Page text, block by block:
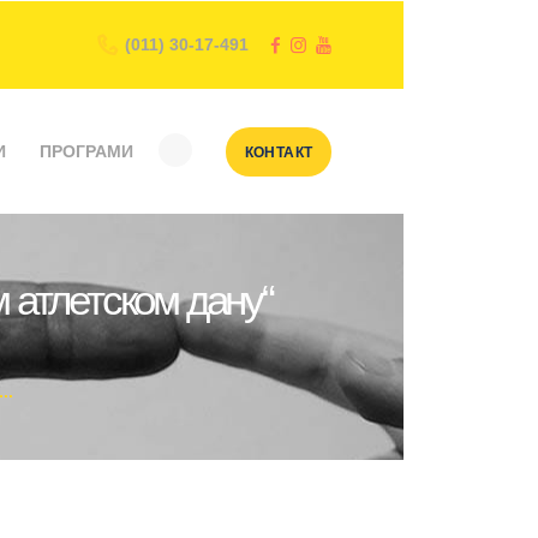
(011) 30-17-491
ПРОГРАМИ КОНТАКТ
дану“